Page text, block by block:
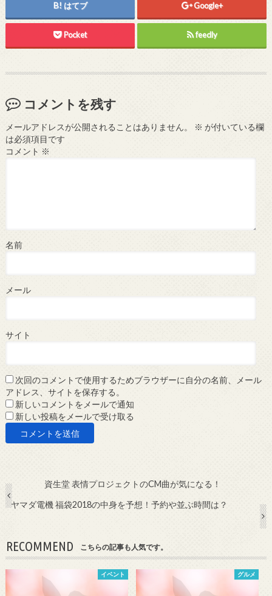
はてブ Google+
Pocket feedly
コメントを残す
メールアドレスが公開されることはありません。 ※ が付いている欄
は必須項目です
コメント ※
名前
メール
サイト
次回のコメントで使用するためブラウザーに自分の名前、メール
アドレス、サイトを保存する。
新しいコメントをメールで通知
新しい投稿をメールで受け取る
資生堂 表情プロジェクトのCM曲が気になる！
ヤマダ電機 福袋2018の中身を予想！予約や並ぶ時間は？
RECOMMEND こちらの記事も人気です。
イベント グルメ